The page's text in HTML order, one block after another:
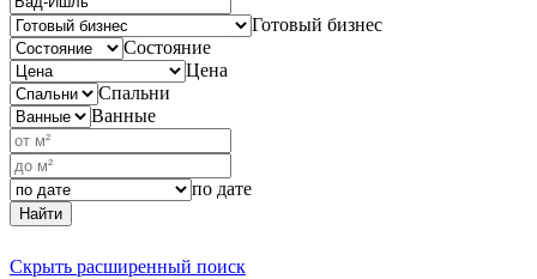
Готовый бизнес
Состояние
Цена
Спальни
Ванные
по дате
Найти
Скрыть расширенный поиск